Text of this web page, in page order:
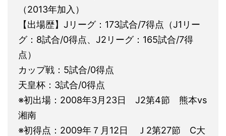
（2013年加入）
【出場歴】Jリーグ：173試合/7得点（J1リー
グ：8試合/0得点、J2リーグ：165試合/7得
点）
カップ戦：5試合/0得点
天皇杯：3試合/0得点
※初出場：2008年3月23日 J2第4節 熊本vs
湘南
※初得点：2009年７月12日 Ｊ2第27節 C大